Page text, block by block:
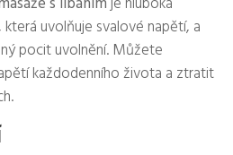
která uvolňuje svalové napětí, a
pocit uvolnění. Můžete
každodenního života a ztratit